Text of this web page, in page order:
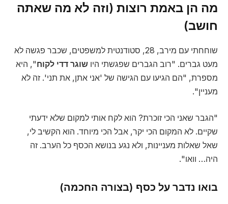
מה הן באמת רוצות (וזה לא מה שאתה
חושב)
שוחחתי עם מירב, 28, סטודנטית למשפטים, שכבר פגשה לא
מעט גברים. "רוב הגברים שפגשתי היו שוגר דדי לקוח", היא
מספרת, "הם הגיעו עם הגישה של 'אני אתן, את תני'. זה לא
מעניין".
"הגבר שאני הכי זוכרת? הוא לקח אותי למקום שלא ידעתי
שקיים. לא המקום הכי יקר, אבל הכי מיוחד. הוא הקשיב לי,
שאל שאלות מעניינות, ולא נגע בנושא הכסף כל הערב. זה
היה… וואו".
בואו נדבר על כסף (בצורה החכמה)